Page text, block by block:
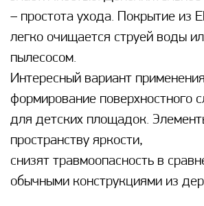
– простота ухода. Покрытие из
легко очищается струей воды
пылесосом.
Интересный вариант
формирование поверхностного
для детских площадок.
пространству яркости,
снизят травмоопасность в
обычными конструкциями из